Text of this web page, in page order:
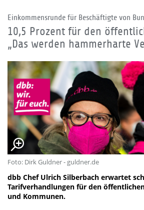
Einkommensrunde für Beschäftigte von
10,5 Prozent für den
„Das werden hammerharte
Foto: Dirk Guldner - guldner.de
dbb Chef Ulrich Silberbach erwartet
Tarifverhandlungen für den
und Kommunen.